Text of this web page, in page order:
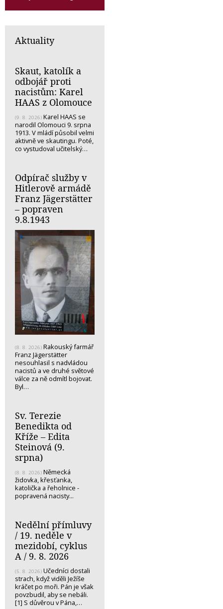
Aktuality
Skaut, katolík a
odbojář proti
nacistům: Karel
HAAS z Olomouce
(9. 8. 2026) Karel HAAS se
narodil Olomouci 9. srpna
1913. V mládí působil velmi
aktivně ve skautingu. Poté,
co vystudoval učitelský…
Odpírač služby v
Hitlerově armádě
Franz Jägerstätter
– popraven
9.8.1943
(8. 8. 2026) Rakouský farmář
Franz Jägerstätter
nesouhlasil s nadvládou
nacistů a ve druhé světové
válce za ně odmítl bojovat.
Byl…
Sv. Terezie
Benedikta od
Kříže – Edita
Steinová (9.
srpna)
(8. 8. 2026) Německá
židovka, křesťanka,
katolička a řeholnice -
popravená nacisty...
Nedělní přímluvy
/ 19. neděle v
mezidobí, cyklus
A / 9. 8. 2026
(5. 8. 2026) Učedníci dostali
strach, když viděli Ježíše
kráčet po moři. Pán je však
povzbudil, aby se nebáli.
[1] S důvěrou v Pána,…